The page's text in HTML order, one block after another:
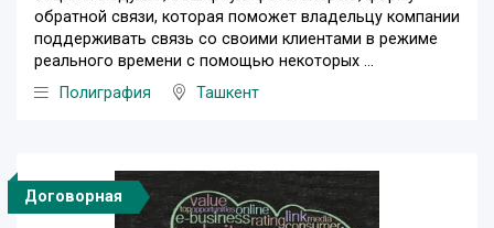
обратной связи, которая поможет владельцу компании
поддерживать связь со своими клиентами в режиме
реального времени с помощью некоторых ...
Полиграфия
Ташкент
Договорная